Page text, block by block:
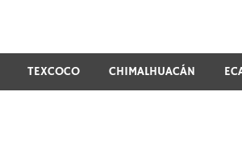
TEXCOCO CHIMALHUACÁN